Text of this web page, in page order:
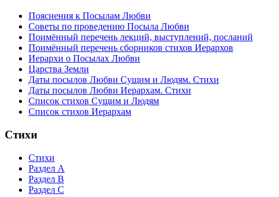
Пояснения к Посылам Любви
Советы по проведению Посыла Любви
Поимённый перечень лекций, выступлений, посланий
Поимённый перечень сборников стихов Иерархов
Иерархи о Посылах Любви
Царства Земли
Даты посылов Любви Сущим и Людям. Стихи
Даты посылов Любви Иерархам. Стихи
Список стихов Сущим и Людям
Список стихов Иерархам
Стихи
Стихи
Раздел А
Раздел B
Раздел С